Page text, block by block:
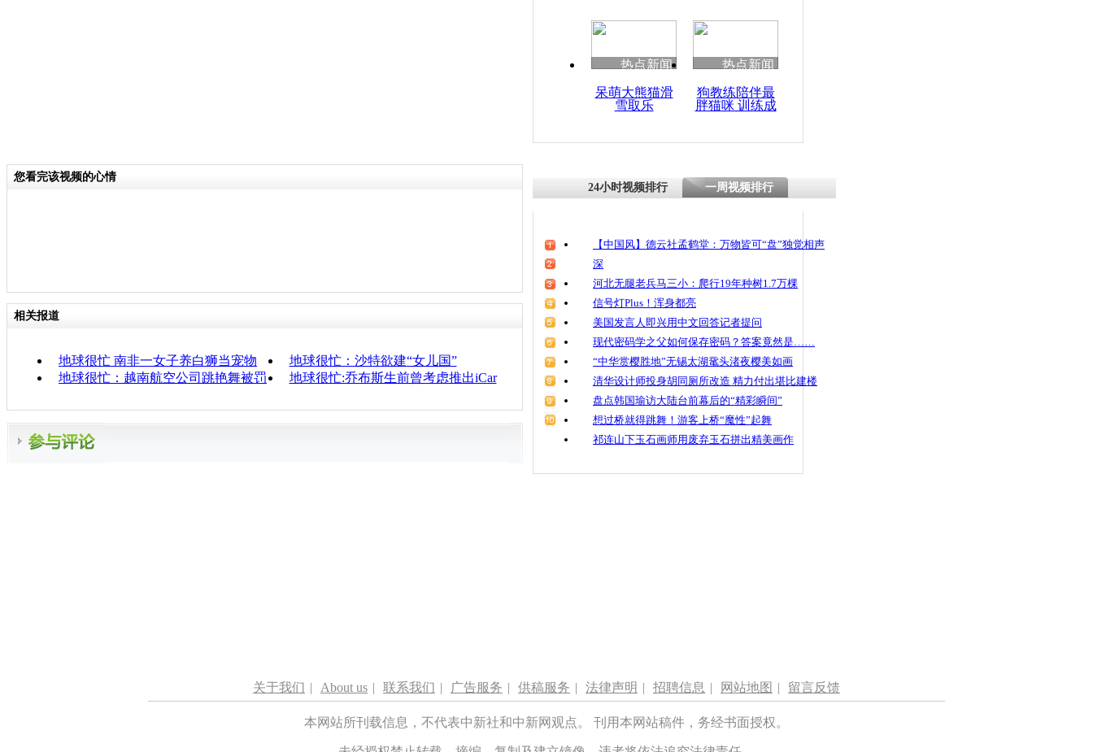
热点新闻
呆萌大熊猫滑
雪取乐
热点新闻
狗教练陪伴最
胖猫咪 训练成
您看完该视频的心情
相关报道
地球很忙 南非一女子养白狮当宠物
地球很忙：沙特欲建“女儿国”
地球很忙：越南航空公司跳艳舞被罚
地球很忙:乔布斯生前曾考虑推出iCar
24小时视频排行 一周视频排行
【中国风】德云社孟鹤堂：万物皆可“盘”独觉相声
深
河北无腿老兵马三小：爬行19年种树1.7万棵
信号灯Plus！浑身都亮
美国发言人即兴用中文回答记者提问
现代密码学之父如何保存密码？答案竟然是……
“中华赏樱胜地”无锡太湖鼋头渚夜樱美如画
清华设计师投身胡同厕所改造 精力付出堪比建楼
盘点韩国瑜访大陆台前幕后的“精彩瞬间”
想过桥就得跳舞！游客上桥“魔性”起舞
祁连山下玉石画师用废弃玉石拼出精美画作
关于我们 | About us | 联系我们 | 广告服务 | 供稿服务 | 法律声明 | 招聘信息 | 网站地图 | 留言反馈
本网站所刊载信息，不代表中新社和中新网观点。 刊用本网站稿件，务经书面授权。